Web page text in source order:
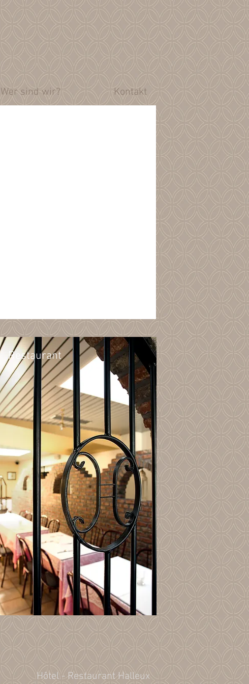
Kontakt
Wer sind wir?
Restaurant
Hôtel - Restaurant Halleux